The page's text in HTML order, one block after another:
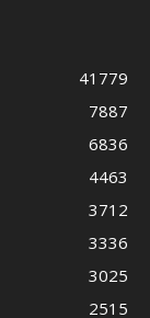
41779
7887
6836
4463
3712
3336
3025
2515